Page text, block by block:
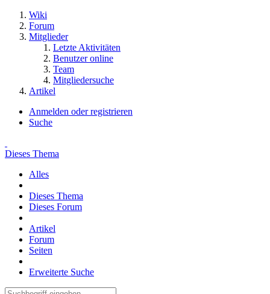
Wiki
Forum
Mitglieder
Letzte Aktivitäten
Benutzer online
Team
Mitgliedersuche
Artikel
Anmelden oder registrieren
Suche
Dieses Thema
Alles
Dieses Thema
Dieses Forum
Artikel
Forum
Seiten
Erweiterte Suche